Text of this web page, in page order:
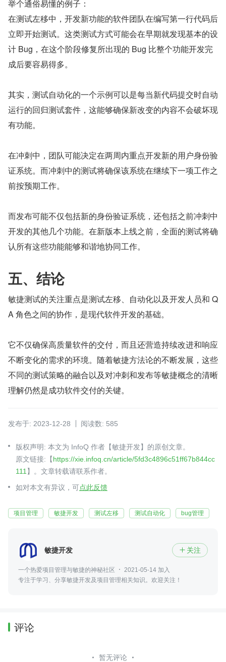
举个通俗易懂的例子：
在测试左移中，开发新功能的软件团队在编写第一行代码后
立即开始测试。这类测试方式可能会在早期就发现基本的设
计 Bug，在这个阶段修复所出现的 Bug 比整个功能开发完
成后要容易得多。
其实，测试自动化的一个示例可以是每当新代码提交时自动
运行的回归测试套件，这能够确保新改变的内容不会破坏现
有功能。
在冲刺中，团队可能决定在两周内重点开发新的用户身份验
证系统。而冲刺中的测试将确保该系统在继续下一项工作之
前按预期工作。
而发布可能不仅包括新的身份验证系统，还包括之前冲刺中
开发的其他几个功能。在新版本上线之前，全面的测试将确
认所有这些功能能够和谐地协同工作。
五、结论
敏捷测试的关注重点是测试左移、自动化以及开发人员和 Q
A 角色之间的协作，是现代软件开发的基础。
它不仅确保高质量软件的交付，而且还营造持续改进和响应
不断变化的需求的环境。随着敏捷方法论的不断发展，这些
不同的测试策略的融合以及对冲刺和发布等敏捷概念的清晰
理解仍然是成功软件交付的关键。
发布于: 2023-12-28 阅读数: 585
版权声明: 本文为 InfoQ 作者【敏捷开发】的原创文章。
原文链接:【https://xie.infoq.cn/article/5fd3c4896c51ff67b844cc
111 】。文章转载请联系作者。
如对本文有异议，可点此反馈
项目管理 敏捷开发 测试左移 测试自动化 bug管理
敏捷开发  关注
一个热爱项目管理与敏捷的神秘社区
2021-05-14 加入
专注于学习、分享敏捷开发及项目管理相关知识。欢迎关注！
评论
暂无评论